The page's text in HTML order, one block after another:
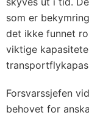
som er
det ikke funnet
viktige
Forsvarssjefen
behovet for